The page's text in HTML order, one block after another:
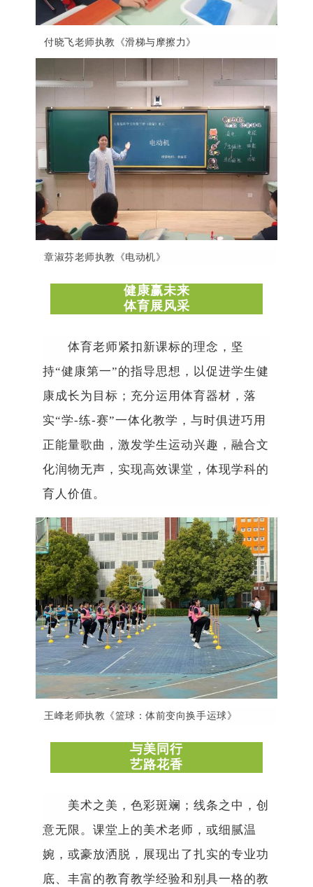
付晓飞老师执教《滑梯与摩擦力》
章淑芬老师执教《电动机》
健康赢未来
体育展风采
体育老师紧扣新课标的理念，坚
持“健康第一”的指导思想，以促进学生健
康成长为目标；充分运用体育器材，落
实“学-练-赛”一体化教学，与时俱进巧用
正能量歌曲，激发学生运动兴趣，融合文
化润物无声，实现高效课堂，体现学科的
育人价值。
王峰老师执教《篮球：体前变向换手运球》
与美同行
艺路花香
美术之美，色彩斑斓；线条之中，创
意无限。课堂上的美术老师，或细腻温
婉，或豪放洒脱，展现出了扎实的专业功
底、丰富的教育教学经验和别具一格的教